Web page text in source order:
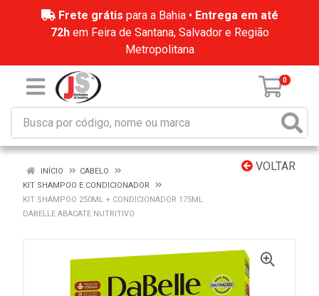
Frete grátis para a Bahia • Entrega em até
72hem Feira de Santana, Salvador e Região
Metropolitana
0
VOLTAR
INÍCIO
CABELO
KIT SHAMPOO E CONDICIONADOR
KIT SHAMPOO 250ML + CONDICIONADOR 175ML
DABELLE ABACATE NUTRITIVO